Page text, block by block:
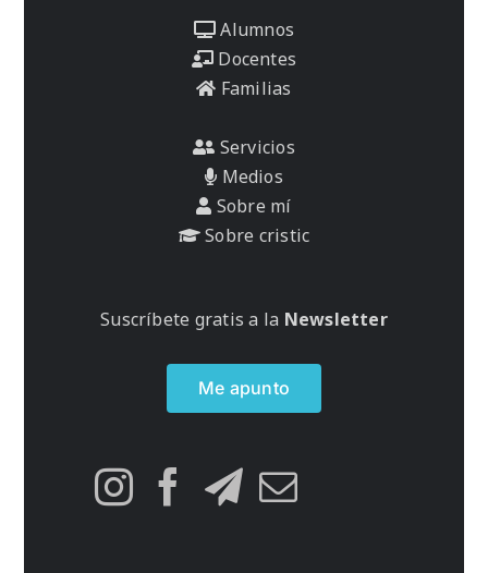
Alumnos
Docentes
Familias
Servicios
Medios
Sobre mí
Sobre cristic
Suscríbete gratis a la Newsletter
Me apunto